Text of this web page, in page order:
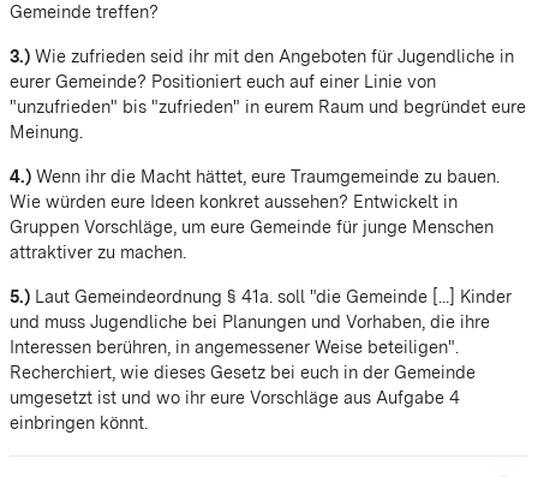
Gemeinde treffen?
3.) Wie zufrieden seid ihr mit den Angeboten für Jugendliche in
eurer Gemeinde? Positioniert euch auf einer Linie von
"unzufrieden" bis "zufrieden" in eurem Raum und begründet eure
Meinung.
4.) Wenn ihr die Macht hättet, eure Traumgemeinde zu bauen.
Wie würden eure Ideen konkret aussehen? Entwickelt in
Gruppen Vorschläge, um eure Gemeinde für junge Menschen
attraktiver zu machen.
5.) Laut Gemeindeordnung § 41a. soll "die Gemeinde [...] Kinder
und muss Jugendliche bei Planungen und Vorhaben, die ihre
Interessen berühren, in angemessener Weise beteiligen".
Recherchiert, wie dieses Gesetz bei euch in der Gemeinde
umgesetzt ist und wo ihr eure Vorschläge aus Aufgabe 4
einbringen könnt.